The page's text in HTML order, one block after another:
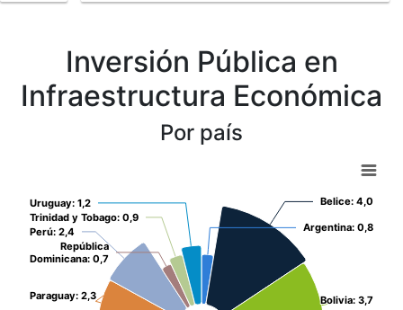
México
Paraguay
Perú
República Dominicana
Trinidad y Tobago
Uruguay
Inversión Pública en
Infraestructura Económica
Por país
View as data table, Chart
Argentina: 0,8
Argentina: 0,8
Belice: 4,0
Belice: 4,0
Bolivia: 3,7
Bolivia: 3,7
Paraguay: 2,3
Paraguay: 2,3
Perú: 2,4
Perú: 2,4
República
Dominicana: 0,7
República
Dominicana: 0,7
Trinidad y Tobago: 0,9
Trinidad y Tobago: 0,9
Uruguay: 1,2
Uruguay: 1,2